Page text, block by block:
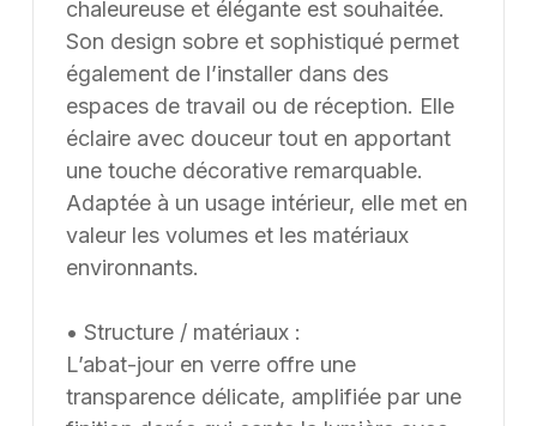
catalogue sont adaptables sur mesure, notamment en
termes de dimensions, de finitions et de coloris, selon
les besoins du client. Nous pouvons également
développer des solutions sur mesure à partir d’une
feuille blanche, chaque projet pouvant être conçu et
ajusté selon les contraintes et les usages spécifiques.
chaleureuse et élégante est souhaitée.
Son design sobre et sophistiqué permet
également de l’installer dans des
espaces de travail ou de réception. Elle
éclaire avec douceur tout en apportant
une touche décorative remarquable.
Adaptée à un usage intérieur, elle met en
valeur les volumes et les matériaux
environnants.
• Structure / matériaux :
L’abat-jour en verre offre une
transparence délicate, amplifiée par une